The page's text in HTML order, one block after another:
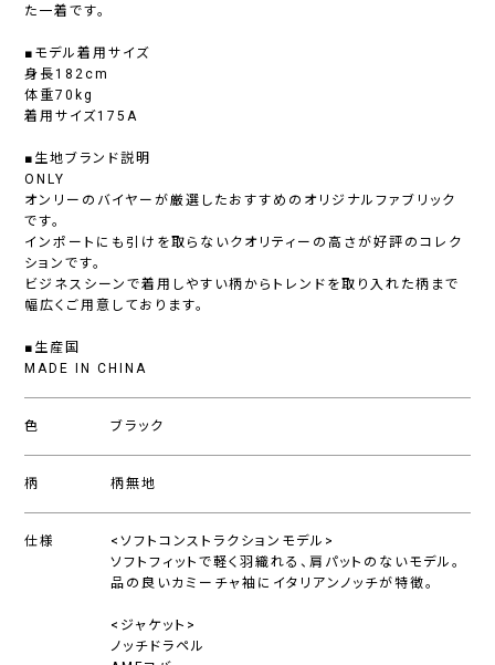
た一着です。
■モデル着用サイズ
身長182cm
体重70kg
着用サイズ175A
■生地ブランド説明
ONLY
オンリーのバイヤーが厳選したおすすめのオリジナルファブリック
です。
インポートにも引けを取らないクオリティーの高さが好評のコレク
ションです。
ビジネスシーンで着用しやすい柄からトレンドを取り入れた柄まで
幅広くご用意しております。
■生産国
MADE IN CHINA
色 ブラック
柄 柄無地
仕様
<ソフトコンストラクションモデル>
ソフトフィットで軽く羽織れる、肩パットのないモデル。
品の良いカミーチャ袖にイタリアンノッチが特徴。
<ジャケット>
ノッチドラペル